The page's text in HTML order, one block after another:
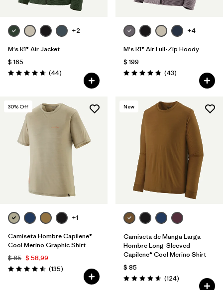
+2
M's R1® Air Jacket
$ 165
Valoración: 4.7 / 5
(44Comentarios
)
+4
M's R1® Air Full-Zip Hoody
$ 199
Valoración: 4.7 / 5
(43Comentarios
)
30% Off
+1
Camiseta Hombre Capilene®
Cool Merino Graphic Shirt
$ 85 $ 58,99
Valoración: 4.6 / 5
(135Comentarios
)
New
Camiseta de Manga Larga
Hombre Long-Sleeved
Capilene® Cool Merino Shirt
$ 85
Valoración: 4.6 / 5
(124Comentarios
)